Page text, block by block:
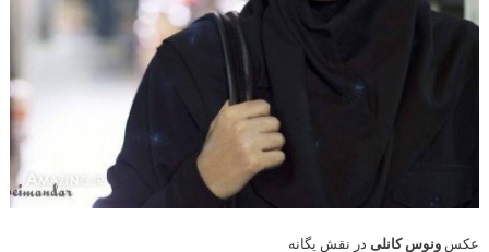
عکس ونوس کانلی در نقش یگانه